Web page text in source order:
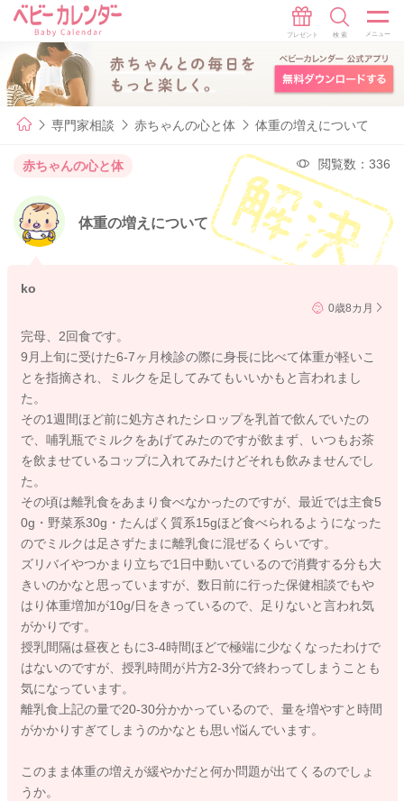
専門家相談 赤ちゃんの心と体 体重の増えについて
赤ちゃんの心と体 閲覧数：336
体重の増えについて
ko
0歳8カ月
完母、2回食です。
9月上旬に受けた6-7ヶ月検診の際に身長に比べて体重が軽いこ
とを指摘され、ミルクを足してみてもいいかもと言われまし
た。
その1週間ほど前に処方されたシロップを乳首で飲んでいたの
で、哺乳瓶でミルクをあげてみたのですが飲まず、いつもお茶
を飲ませているコップに入れてみたけどそれも飲みませんでし
た。
その頃は離乳食をあまり食べなかったのですが、最近では主食5
0g・野菜系30g・たんぱく質系15gほど食べられるようになった
のでミルクは足さずたまに離乳食に混ぜるくらいです。
ズリバイやつかまり立ちで1日中動いているので消費する分も大
きいのかなと思っていますが、数日前に行った保健相談でもや
はり体重増加が10g/日をきっているので、足りないと言われ気
がかりです。
授乳間隔は昼夜ともに3-4時間ほどで極端に少なくなったわけで
はないのですが、授乳時間が片方2-3分で終わってしまうことも
気になっています。
離乳食上記の量で20-30分かかっているので、量を増やすと時間
がかかりすぎてしまうのかなとも思い悩んでいます。
このまま体重の増えが緩やかだと何か問題が出てくるのでしょ
うか。